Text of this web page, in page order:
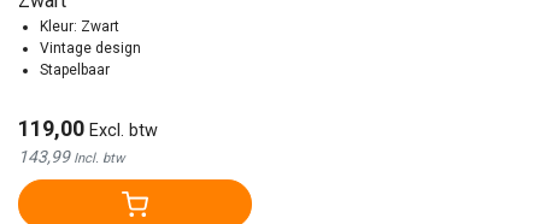
Kleur: Zwart
Vintage design
Stapelbaar
119,00 Excl. btw
143,99 Incl. btw